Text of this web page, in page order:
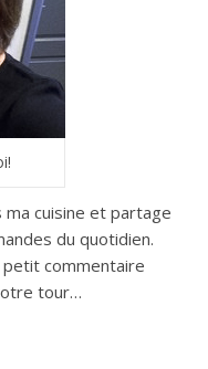
cuisine et partage
du quotidien.
petit commentaire
tour…